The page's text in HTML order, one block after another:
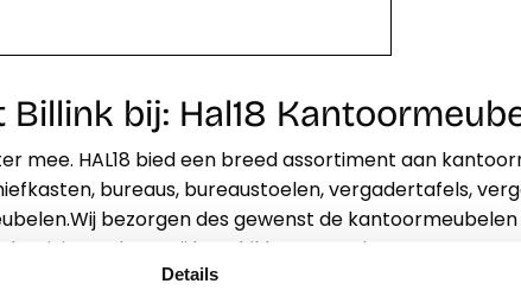
Details
Billink bij: Hal18
mee. HAL18 bied een breed assortiment aan
bureaus, bureaustoelen, vergadertafels,
bezorgen des gewenst de
juiste adres. Wij beschikken over eigen transport.
9241WH Wijnjewoude.